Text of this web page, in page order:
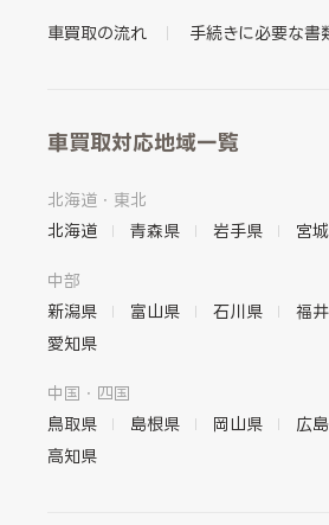
車買取の流れ 手続きに必要な書
車買取対応地域一覧
北海道・東北
北海道
青森県 岩手県 宮
中部
新潟県
富山県 石川県 福
愛知県
中国・四国
鳥取県
島根県 岡山県 広
高知県